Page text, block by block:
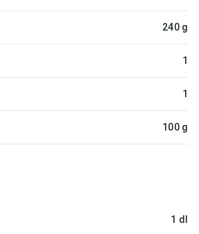
240 g
1
1
100 g
1 dl